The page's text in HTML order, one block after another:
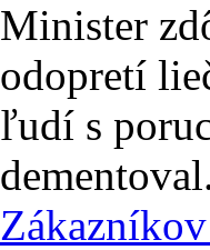
Minister
odopretí
ľudí s